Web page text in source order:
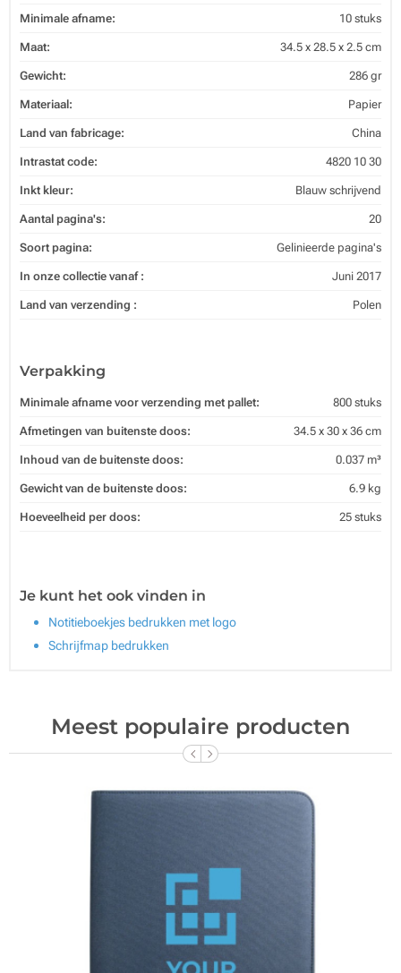
Minimale afname: 10 stuks
Maat: 34.5 x 28.5 x 2.5 cm
Gewicht: 286 gr
Materiaal: Papier
Land van fabricage: China
Intrastat code: 4820 10 30
Inkt kleur: Blauw schrijvend
Aantal pagina's: 20
Soort pagina: Gelinieerde pagina's
In onze collectie vanaf : Juni 2017
Land van verzending : Polen
Verpakking
Minimale afname voor verzending met pallet: 800 stuks
Afmetingen van buitenste doos: 34.5 x 30 x 36 cm
Inhoud van de buitenste doos: 0.037 m³
Gewicht van de buitenste doos: 6.9 kg
Hoeveelheid per doos: 25 stuks
Je kunt het ook vinden in
Notitieboekjes bedrukken met logo
Schrijfmap bedrukken
Meest populaire producten